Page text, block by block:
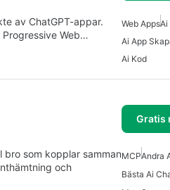
av ChatGPT-appar.
Web…
Web Apps
Ai App
Ai Kod
Gratis
som kopplar samman
och
MCPAndra
Bästa Ai